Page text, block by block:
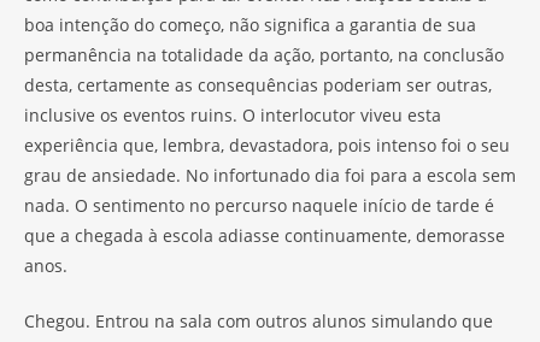
boa intenção do começo, não significa a garantia de sua
permanência na totalidade da ação, portanto, na conclusão
desta, certamente as consequências poderiam ser outras,
inclusive os eventos ruins. O interlocutor viveu esta
experiência que, lembra, devastadora, pois intenso foi o seu
grau de ansiedade. No infortunado dia foi para a escola sem
nada. O sentimento no percurso naquele início de tarde é
que a chegada à escola adiasse continuamente, demorasse
anos.
Chegou. Entrou na sala com outros alunos simulando que